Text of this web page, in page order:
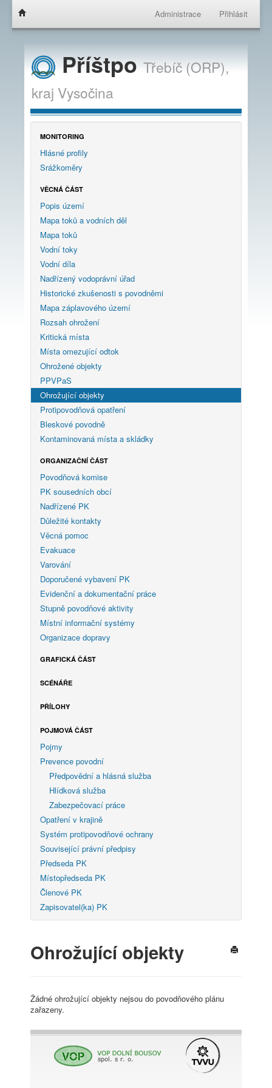
Administrace Přihlásit
PříštpoTřebíč (ORP),
kraj Vysočina
MONITORING
Hlásné profily
Srážkoměry
VĚCNÁ ČÁST
Popis území
Mapa toků a vodních děl
Mapa toků
Vodní toky
Vodní díla
Nadřízený vodoprávní úřad
Historické zkušenosti s povodněmi
Mapa záplavového území
Rozsah ohrožení
Kritická místa
Místa omezující odtok
Ohrožené objekty
PPVPaS
Ohrožující objekty
Protipovodňová opatření
Bleskové povodně
Kontaminovaná místa a skládky
ORGANIZAČNÍ ČÁST
Povodňová komise
PK sousedních obcí
Nadřízené PK
Důležité kontakty
Věcná pomoc
Evakuace
Varování
Doporučené vybavení PK
Evidenční a dokumentační práce
Stupně povodňové aktivity
Místní informační systémy
Organizace dopravy
GRAFICKÁ ČÁST
SCÉNÁŘE
PŘÍLOHY
POJMOVÁ ČÁST
Pojmy
Prevence povodní
Předpovědní a hlásná služba
Hlídková služba
Zabezpečovací práce
Opatření v krajině
Systém protipovodňové ochrany
Související právní předpisy
Předseda PK
Místopředseda PK
Členové PK
Zapisovatel(ka) PK
Ohrožující objekty
Žádné ohrožující objekty nejsou do povodňového plánu
zařazeny.